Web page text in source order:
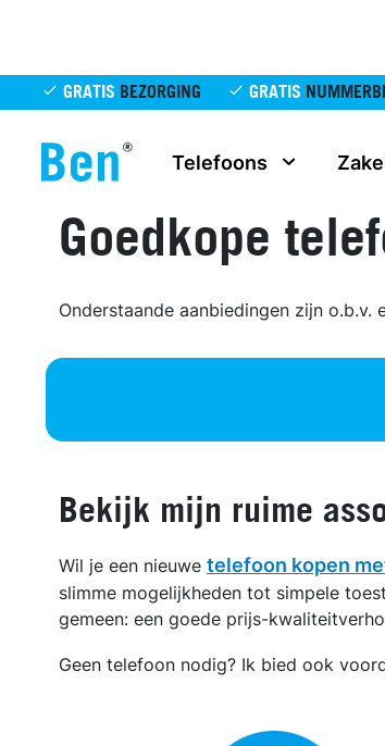
GRATIS BEZORGING GRATIS
Telefoons
Goedkope
Onderstaande aanbiedingen zijn o.b.v.
Bekijk mijn ruime
Wil je een nieuwe telefoon kopen
slimme mogelijkheden tot simpele
gemeen: een goede prijs-
Geen telefoon nodig? Ik bied ook